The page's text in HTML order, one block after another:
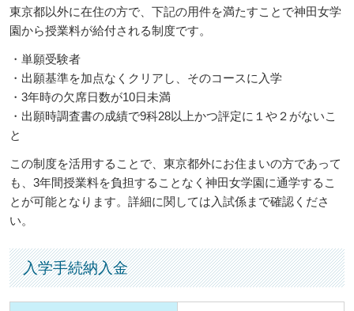
東京都以外に在住の方で、下記の用件を満たすことで神田女学
園から授業料が給付される制度です。
・単願受験者
・出願基準を加点なくクリアし、そのコースに入学
・3年時の欠席日数が10日未満
・出願時調査書の成績で9科28以上かつ評定に１や２がないこ
と
この制度を活用することで、東京都外にお住まいの方であって
も、3年間授業料を負担することなく神田女学園に通学するこ
とが可能となります。詳細に関しては入試係まで確認くださ
い。
入学手続納入金